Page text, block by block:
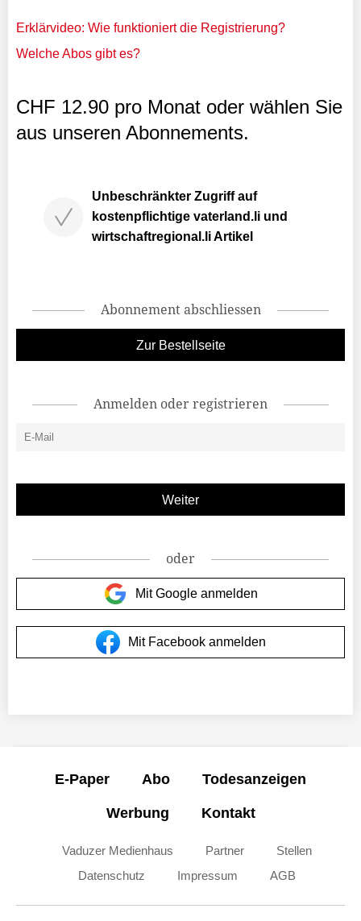
Erklärvideo: Wie funktioniert die Registrierung?
Welche Abos gibt es?
CHF 12.90 pro Monat oder wählen Sie
aus unseren Abonnements.
Unbeschränkter Zugriff auf
kostenpflichtige vaterland.li und
wirtschaftregional.li Artikel
Abonnement abschliessen
Zur Bestellseite
Anmelden oder registrieren
oder
Mit Google anmelden
Mit Facebook anmelden
E-Paper Abo Todesanzeigen
Werbung Kontakt
Vaduzer Medienhaus Partner
Stellen
Datenschutz
Impressum AGB